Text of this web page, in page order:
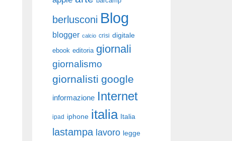
berlusconi Blog
blogger calcio crisi digitale
ebook editoria giornali
giornalismo
giornalisti google
informazione Internet
ipad iphone italia Italia
lastampa lavoro legge